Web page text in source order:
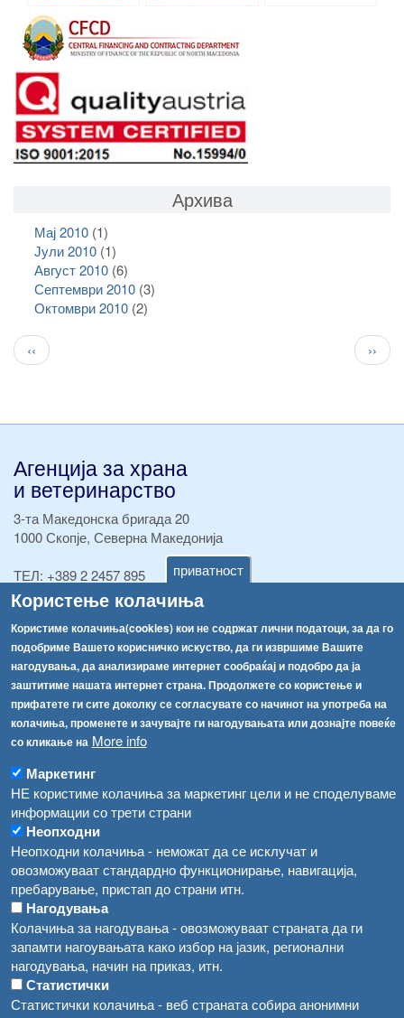
приватност
Користење колачиња
Користиме колачиња(cookies) кои не содржат лични податоци, за да го
подобриме Вашето корисничко искуство, да ги извршиме Вашите
нагодувања, да анализираме интернет сообраќај и подобро да ја
заштитиме нашата интернет страна. Продолжете со користење и
прифатете ги сите доколку се согласувате со начинот на употреба на
колачиња, променете и зачувајте ги нагодувањата или дознајте повеќе
со кликање на More info
Маркетинг
НЕ користиме колачиња за маркетинг цели и не споделуваме
информации со трети страни
Неопходни
Неопходни колачиња - неможат да се исклучат и
овозможуваат стандардно функционирање, навигација,
пребарување, пристап до страни итн.
Нагодувања
Колачиња за нагодувања - овозможуваат страната да ги
запамти нагоувањата како избор на јазик, регионални
нагодувања, начин на приказ, итн.
Статистички
Статистички колачиња - веб страната собира анонимни
Архива
Мај 2010(1)
Јули 2010(1)
Август 2010(6)
Септември 2010(3)
Октомври 2010(2)
Pagination
Previous
page
‹‹ ››
Агенција за храна
и ветеринарство
3-та Македонска бригада 20
1000 Скопје, Северна Македонија
ТЕЛ: +389 2 2457 895
ТЕЛ:+389 2 2457 873
Факс:+389 2 2457 893
Факс:+389 2 2457 871
info@fva.gov.mk
[АХВ-претходна страна]
Соопштенија
Република Бугарија ги засили официјалните контроли при увоз на свежо овошје и зеленчук
Високите температури ризик од труење со храна, опасни се и за животните
Водата во Гостивар може да се користи како техничка, продолжува испораката на флаширана вода
Во Гостивар спроведени 70 вонредни контроли
Забраната за водата во Гостивар останува на сила, операторите да користат само технички безбедна вода
Навигација
Архива
Обрасци
Огласи